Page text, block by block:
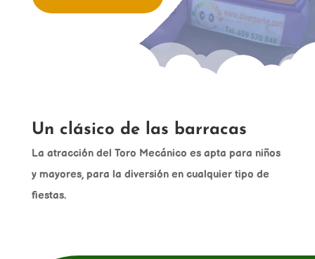
Un clásico de las barracas
La atracción del Toro Mecánico es apta para niños
y mayores, para la diversión en cualquier tipo de
fiestas.